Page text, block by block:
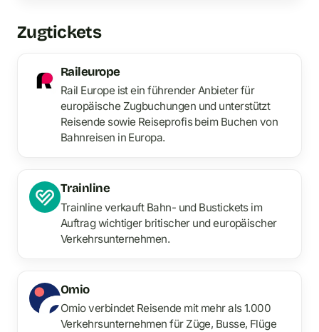
Zugtickets
Raileurope
Rail Europe ist ein führender Anbieter für
europäische Zugbuchungen und unterstützt
Reisende sowie Reiseprofis beim Buchen von
Bahnreisen in Europa.
Trainline
Trainline verkauft Bahn- und Bustickets im
Auftrag wichtiger britischer und europäischer
Verkehrsunternehmen.
Omio
Omio verbindet Reisende mit mehr als 1.000
Verkehrsunternehmen für Züge, Busse, Flüge